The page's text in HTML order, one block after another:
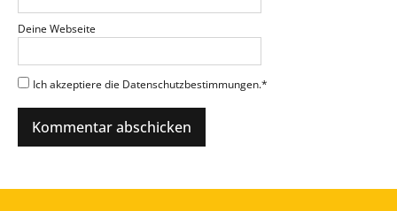
Deine Webseite
Ich akzeptiere die Datenschutzbestimmungen.*